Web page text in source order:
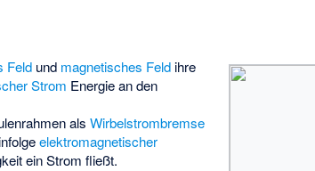
Feldund magnetisches Feldihre
Strom Energie an den
als Wirbelstrombremse
elektromagnetischer
ein Strom fließt.